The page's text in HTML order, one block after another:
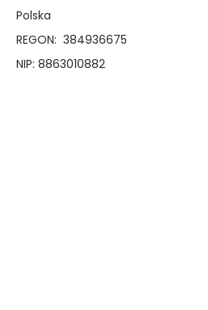
Polska
REGON: 384936675
NIP: 8863010882